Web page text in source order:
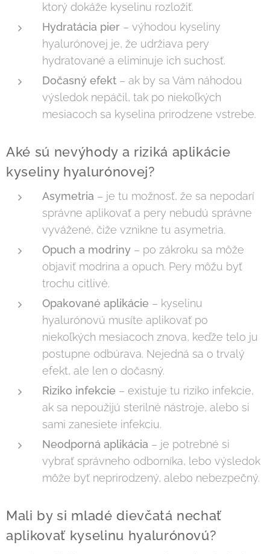
ktorý dokáže kyselinu rozložiť.
Hydratácia pier – výhodou kyseliny
hyalurónovej je, že udržiava pery
hydratované a eliminuje ich suchosť.
Dočasný efekt – ak by sa Vám náhodou
výsledok nepáčil, tak po niekoľkých
mesiacoch sa kyselina prirodzene vstrebe.
Aké sú nevýhody a riziká aplikácie
kyseliny hyalurónovej?
Asymetria – je tu možnosť, že sa nepodarí
správne aplikovať a pery nebudú správne
vyvážené, čiže vznikne tu asymetria.
Opuch a modriny – po zákroku sa môže
objaviť modrina a opuch. Pery môžu byť
trochu citlivé.
Opakované aplikácie – kyselinu
hyalurónovú musíte aplikovať po
niekoľkých mesiacoch znova, keďže telo ju
postupne odbúrava. Nejedná sa o trvalý
efekt, ale len o dočasný.
Riziko infekcie – existuje tu riziko infekcie,
ak sa nepoužijú sterilné nástroje, alebo si
sami zanesiete infekciu.
Neodporná aplikácia – je potrebné si
vybrať správneho odborníka, lebo výsledok
môže byť neprirodzený, alebo nebezpečný.
Mali by si mladé dievčatá nechať
aplikovať kyselinu hyalurónovú?